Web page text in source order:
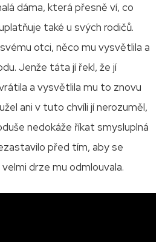
dáma, která přesně ví, co
také u svých rodičů.
otci, něco mu vysvětlila a
Jenže táta jí řekl, že jí
a vysvětlila mu to znovu
ani v tuto chvíli jí nerozuměl,
nedokáže říkat smysluplná
před tím, aby se
drze mu odmlouvala.